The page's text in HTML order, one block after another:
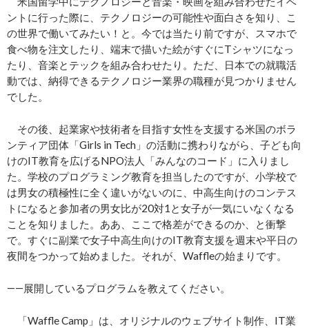
ントに行った際に、テクノロジーの可能性や面白さを知り、こ
の世界で働いてみたい！と。今では当たり前ですが、スマホで
食べ物を注文したり、端末で描いた絵がすぐにTシャツになっ
たり、音楽とテックを組み合わせたり。ただ、日本での就職活
動では、納得できるテクノロジー業界の職種が見つかりません
でした。
その後、起業家や技術者を目指す女性を支援する米国のボラ
ンティア団体「Girls in Tech」の活動に携わりながら、子ども向
けのIT教育を広げるNPO法人「みんなのコード」に入りまし
た。学校のプログラミング教育を担当したのですが、小学校で
は男女の積極性に全く違いがないのに、中高生向けのコンテス
トになると参加者の男女比が20対1と女子が一気にいなくなる
ことを知りました。ああ、ここで格差ができるのか、と衝撃
で。すぐに副業で女子中高生向けのIT教育支援を週末や平日の
夜間をつかって始めました。それが、Waffleの始まりです。
――展開しているプログラムを教えてください。
「Waffle Camp」は、オリジナルのウェブサイト制作、IT業